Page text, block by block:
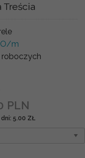
Treścia
m
roboczych
PLN
5.00 ZŁ